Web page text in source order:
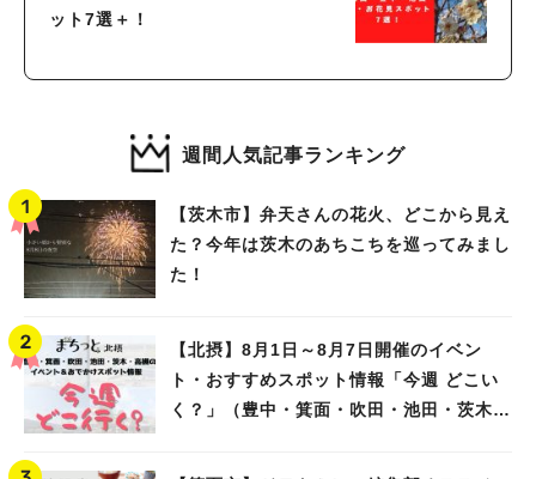
ット7選＋！
週間人気記事ランキング
【茨木市】弁天さんの花火、どこから見え
た？今年は茨木のあちこちを巡ってみまし
た！
【北摂】8月1日～8月7日開催のイベン
ト・おすすめスポット情報「今週 どこい
く？」（豊中・箕面・吹田・池田・茨木・